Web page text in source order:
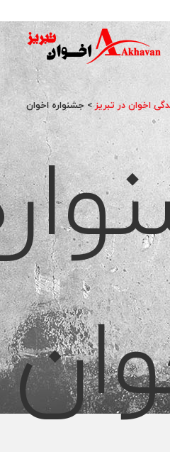
اخوان در تبریز>جشنواره اخوان